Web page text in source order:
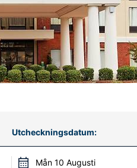
Utcheckningsdatum:
Mån 10 Augusti